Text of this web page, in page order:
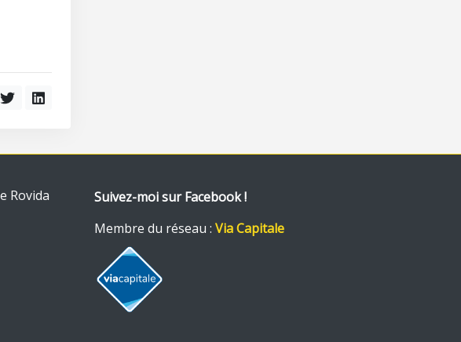
Suivez-moi sur Facebook !
Membre du réseau : Via Capitale